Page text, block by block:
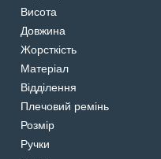
Висота
Довжина
Жорсткість
Матеріал
Відділення
Плечовий ремінь
Розмір
Ручки